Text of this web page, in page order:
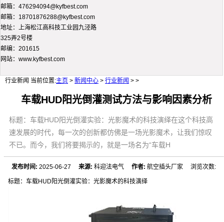
邮箱：476294094@kyfbest.com
邮箱：18701876288@kyfbest.com
地址：上海松江高科技工业园九泾路
325弄2号楼
邮编：201615
网站：www.kyfbest.com
行业新闻 当前位置:主页 > 新闻中心 > 行业新闻 > >
车载HUD阳光倒灌测试方法与影响因素分析
标题：车载HUD阳光倒灌实验：光影魔术的科技演绎在这个科技高
速发展的时代，每一次的创新都仿佛是一场光影魔术，让我们惊叹
不已。而今，我们将要揭示的，就是一场名为“车载H
发布时间: 2025-06-27来源: 科迎法电气作者: 航空插头厂家 浏览次数:
标题：车载HUD阳光倒灌实验：光影魔术的科技演绎